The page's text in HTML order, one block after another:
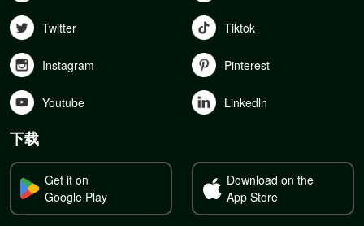
Twitter Tiktok
Instagram Pinterest
Youtube Linkedln
下载
Get it on
Google Play
Download on the
App Store